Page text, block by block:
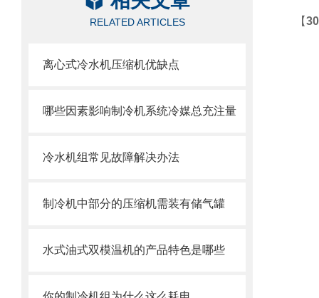
RELATED ARTICLES
离心式冷水机压缩机优缺点
哪些因素影响制冷机系统冷媒总充注量
冷水机组常见故障解决办法
制冷机中部分的压缩机需装有储气罐
水式油式双模温机的产品特色是哪些
【